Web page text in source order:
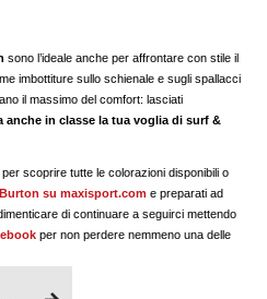
sono l’ideale anche per affrontare con stile il
imbottiture sullo schienale e sugli spallacci
il massimo del comfort: lasciati
anche in classe la tua voglia di surf &
scoprire tutte le colorazioni disponibili o
su maxisport.com e preparati ad
di continuare a seguirci mettendo
per non perdere nemmeno una delle